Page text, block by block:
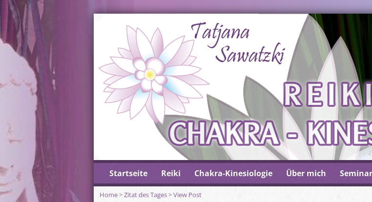
Startseite Reiki Chakra-Kinesiologie Über mich
Home>Zitat des Tages>View Post